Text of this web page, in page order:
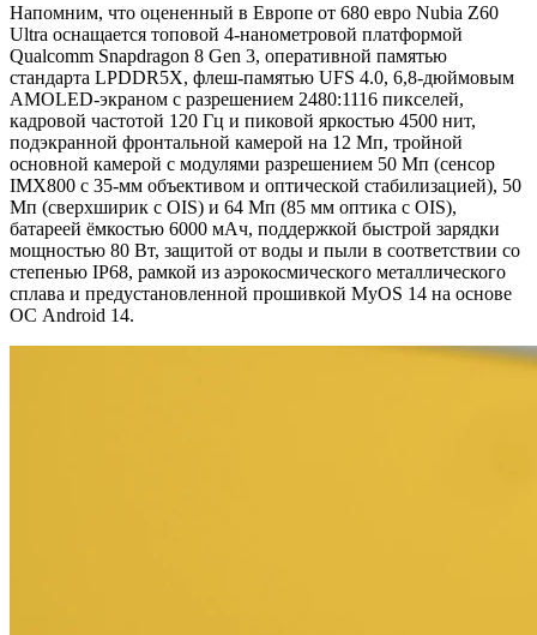
Напомним, что оцененный в Европе от 680 евро Nubia Z60
Ultra оснащается топовой 4-нанометровой платформой
Qualcomm Snapdragon 8 Gen 3, оперативной памятью
стандарта LPDDR5X, флеш-памятью UFS 4.0, 6,8-дюймовым
AMOLED-экраном с разрешением 2480:1116 пикселей,
кадровой частотой 120 Гц и пиковой яркостью 4500 нит,
подэкранной фронтальной камерой на 12 Мп, тройной
основной камерой с модулями разрешением 50 Мп (сенсор
IMX800 с 35-мм объективом и оптической стабилизацией), 50
Мп (сверхширик с OIS) и 64 Мп (85 мм оптика с OIS),
батареей ёмкостью 6000 мАч, поддержкой быстрой зарядки
мощностью 80 Вт, защитой от воды и пыли в соответствии со
степенью IP68, рамкой из аэрокосмического металлического
сплава и предустановленной прошивкой MyOS 14 на основе
ОС Android 14.